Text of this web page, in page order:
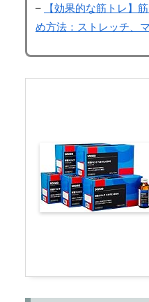
–
【効果的な筋トレ】
め方法：ストレッチ、